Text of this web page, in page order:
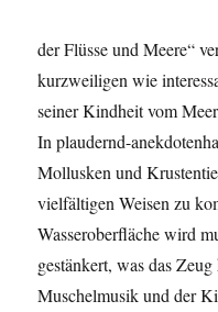
der Flüsse und Meere“
kurzweiligen wie
seiner Kindheit vom
In plaudernd-
Mollusken und
vielfältigen Weisen zu
Wasseroberfläche wird
gestänkert, was das
Muschelmusik und der